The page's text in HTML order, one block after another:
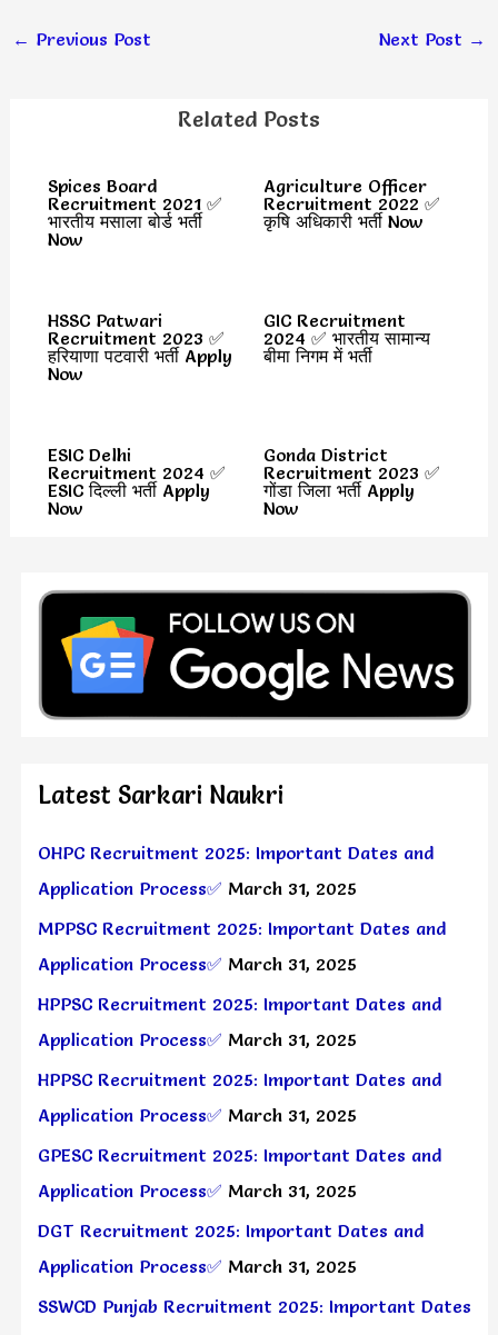
← Previous Post Next Post →
Related Posts
Spices Board
Recruitment 2021 ✅
भारतीय मसाला बोर्ड भर्ती
Now
Agriculture Officer
Recruitment 2022 ✅
कृषि अधिकारी भर्ती Now
HSSC Patwari
Recruitment 2023 ✅
हरियाणा पटवारी भर्ती Apply
Now
GIC Recruitment
2024 ✅ भारतीय सामान्य
बीमा निगम में भर्ती
ESIC Delhi
Recruitment 2024 ✅
ESIC दिल्ली भर्ती Apply
Now
Gonda District
Recruitment 2023 ✅
गोंडा जिला भर्ती Apply
Now
Latest Sarkari Naukri
OHPC Recruitment 2025: Important Dates and
Application Process✅ March 31, 2025
MPPSC Recruitment 2025: Important Dates and
Application Process✅ March 31, 2025
HPPSC Recruitment 2025: Important Dates and
Application Process✅ March 31, 2025
HPPSC Recruitment 2025: Important Dates and
Application Process✅ March 31, 2025
GPESC Recruitment 2025: Important Dates and
Application Process✅ March 31, 2025
DGT Recruitment 2025: Important Dates and
Application Process✅ March 31, 2025
SSWCD Punjab Recruitment 2025: Important Dates